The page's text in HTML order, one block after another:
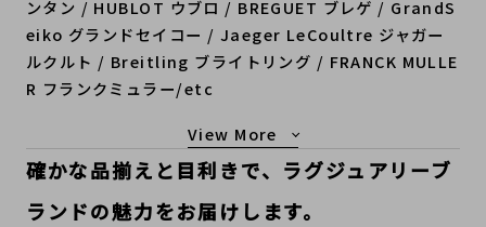
ンタン / HUBLOT ウブロ / BREGUET ブレゲ / GrandS
eiko グランドセイコー / Jaeger LeCoultre ジャガー
ルクルト / Breitling ブライトリング / FRANCK MULLE
R フランクミュラー/etc
もっと見る
確かな品揃えと目利きで、ラグジュアリーブ
ランドの魅力をお届けします。